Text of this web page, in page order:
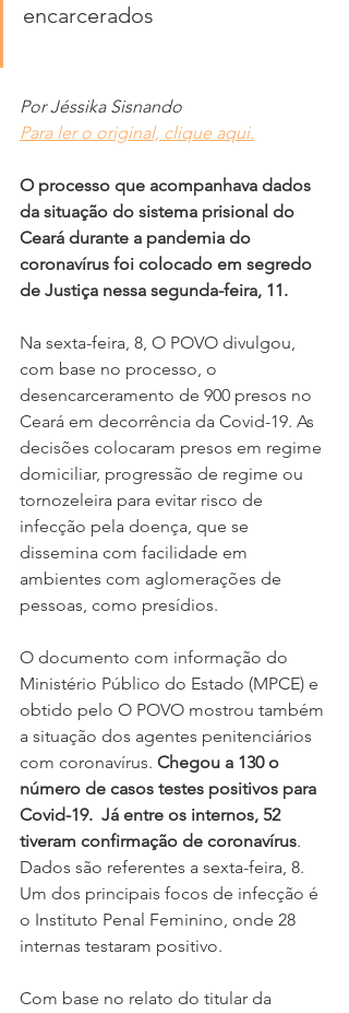
encarcerados
Por Jéssika Sisnando
Para ler o original, clique aqui.
O processo que acompanhava dados
da situação do sistema prisional do
Ceará durante a pandemia do
coronavírus foi colocado em segredo
de Justiça nessa segunda-feira, 11.
Na sexta-feira, 8, O POVO divulgou,
com base no processo, o
desencarceramento de 900 presos no
Ceará em decorrência da Covid-19. As
decisões colocaram presos em regime
domiciliar, progressão de regime ou
tornozeleira para evitar risco de
infecção pela doença, que se
dissemina com facilidade em
ambientes com aglomerações de
pessoas, como presídios.
O documento com informação do
Ministério Público do Estado (MPCE) e
obtido pelo O POVO mostrou também
a situação dos agentes penitenciários
com coronavírus. Chegou a 130 o
número de casos testes positivos para
Covid-19.  Já entre os internos, 52
tiveram confirmação de coronavírus.
Dados são referentes a sexta-feira, 8.
Um dos principais focos de infecção é
o Instituto Penal Feminino, onde 28
internas testaram positivo.
Com base no relato do titular da